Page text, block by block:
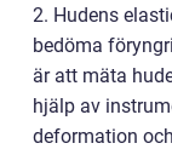
2. Hudens
bedöma
är att mäta
hjälp av
deformation